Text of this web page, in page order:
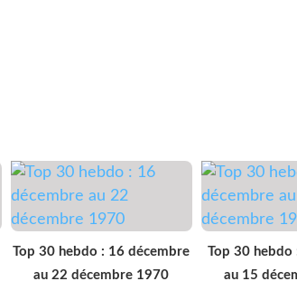
Top 30 hebdo : 16 décembre
au 22 décembre 1970
Top 30 hebdo
au 15